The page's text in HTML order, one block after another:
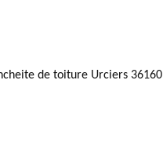
de toiture Urciers 36160